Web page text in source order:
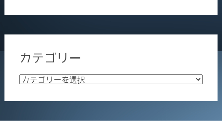
カテゴリー
カ
ゴ